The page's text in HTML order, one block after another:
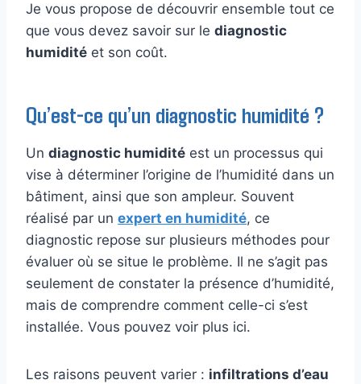
Je vous propose de découvrir ensemble tout ce
que vous devez savoir sur le diagnostic
humidité et son coût.
Qu’est-ce qu’un diagnostic humidité ?
Un diagnostic humidité est un processus qui
vise à déterminer l’origine de l’humidité dans un
bâtiment, ainsi que son ampleur. Souvent
réalisé par un expert en humidité, ce
diagnostic repose sur plusieurs méthodes pour
évaluer où se situe le problème. Il ne s’agit pas
seulement de constater la présence d’humidité,
mais de comprendre comment celle-ci s’est
installée. Vous pouvez voir plus ici.
Les raisons peuvent varier : infiltrations d’eau